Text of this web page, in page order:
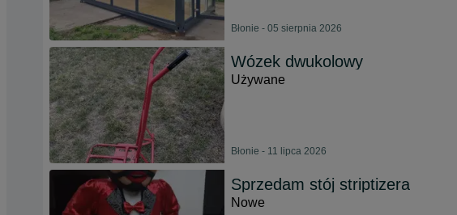
Błonie - 05 sierpnia 2026
Wózek dwukolowy
Używane
Błonie - 11 lipca 2026
Sprzedam stój striptizera
Nowe